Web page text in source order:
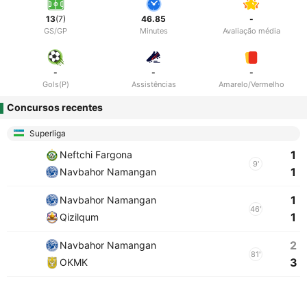
13(7)
GS/GP
46.85
Minutes
-
Avaliação média
-
Gols(P)
-
Assistências
-
Amarelo/Vermelho
Concursos recentes
Superliga
Neftchi Fargona
Navbahor Namangan
9'
1
1
Navbahor Namangan
Qizilqum
46'
1
1
Navbahor Namangan
OKMK
81'
2
3